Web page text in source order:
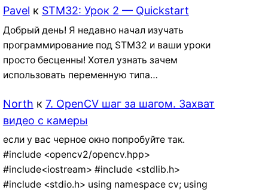
Pavel к STM32: Урок 2 — Quickstart
Добрый день! Я недавно начал изучать
программирование под STM32 и ваши уроки
просто бесценны! Хотел узнать зачем
использовать переменную типа…
North к 7. OpenCV шаг за шагом. Захват
видео с камеры
если у вас черное окно попробуйте так.
#include <opencv2/opencv.hpp>
#include<iostream> #include <stdlib.h>
#include <stdio.h> using namespace cv; using